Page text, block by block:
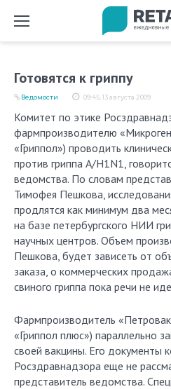
Готовятся к гриппу
09:45, 13 августа 2009
Ведомости
Комитет по этике Росздравнадзора разрешил
фармпроизводителю
«Гриппол») проводить
против гриппа A/H1N1,
ведомства. По словам
Тимофея Пешкова,
продлятся как минимум два
на базе петербургского НИИ
научных центров. Объем
Пешкова, будет зависеть от
заказа, о коммерческих
свиного гриппа пока речи не
Фармпроизводитель
«Гриппол плюс») параллельно
своей вакцины. Его документы
Росздравнадзора еще не
представитель ведомства.